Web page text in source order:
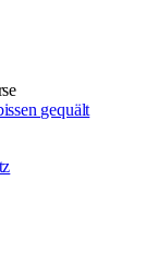
gequält